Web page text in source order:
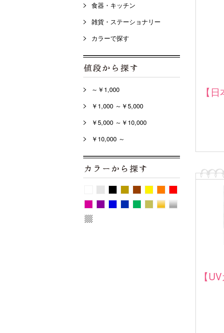
食器・キッチン
雑貨・ステーショナリー
カラーで探す
～￥1,000
￥1,000 ～￥5,000
￥5,000 ～￥10,000
￥10,000 ～
【
【